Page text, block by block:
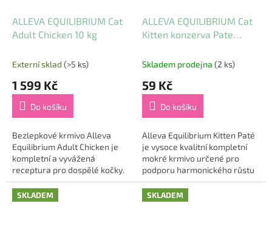
ALLEVA EQUILIBRIUM Cat
Adult Chicken 10 kg
Externí sklad (>5 ks)
1 599 Kč
Do košíku
Bezlepkové krmivo Alleva
Equilibrium Adult Chicken je
kompletní a vyvážená
receptura pro dospělé kočky.
Vysoký obsah kuřete (45 %)
poskytuje kvalitní a snadno
stravitelný zdroj...
ALLEVA EQUILIBRIUM Cat
Kitten konzerva Pate
Skladem prodejna (2 ks)
59 Kč
Do košíku
Alleva Equilibrium Kitten Paté
je vysoce kvalitní kompletní
mokré krmivo určené pro
podporu harmonického růstu
a vyváženého vývoje koťat.
Multiproteinová receptura
založená na...
SKLADEM SKLADEM